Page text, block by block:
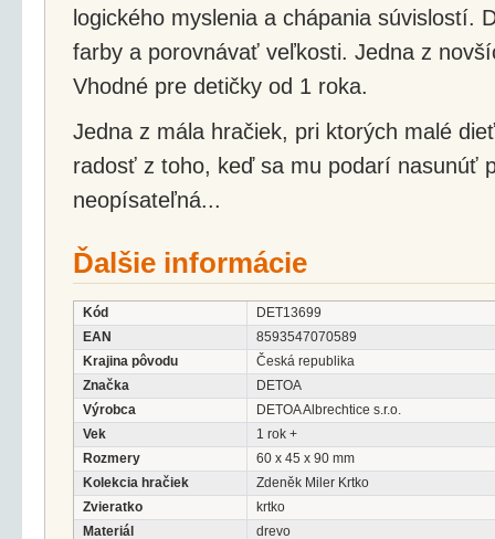
logického myslenia a chápania súvislostí.
farby a porovnávať veľkosti. Jedna z
Vhodné pre detičky od 1 roka.
Jedna z mála hračiek, pri ktorých malé
radosť z toho, keď sa mu podarí nasunúť
neopísateľná...
Ďalšie informácie
Kód
DET13699
EAN
8593547070589
Krajina pôvodu
Česká republika
Značka
DETOA
Výrobca
DETOA Albrechtice s.r.o.
Vek
1 rok +
Rozmery
60 x 45 x 90 mm
Kolekcia hračiek
Zdeněk Miler Krtko
Zvieratko
krtko
Materiál
drevo